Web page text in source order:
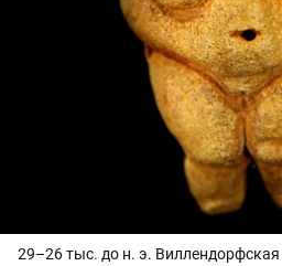
29–26 тыс. до н. э.